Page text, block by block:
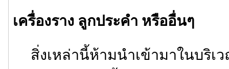
เครื่องราง ลูกประคำ หรืออื่นๆ
สิ่งเหล่านี้ห้ามนำเข้ามาในบริเ